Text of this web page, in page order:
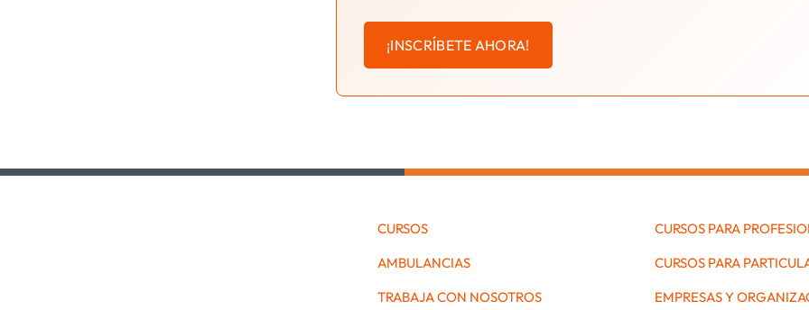
¡INSCRÍBETE AHORA!
CURSOS
AMBULANCIAS
TRABAJA CON NOSOTROS
CURSOS PARA
CURSOS PARA
EMPRESAS Y